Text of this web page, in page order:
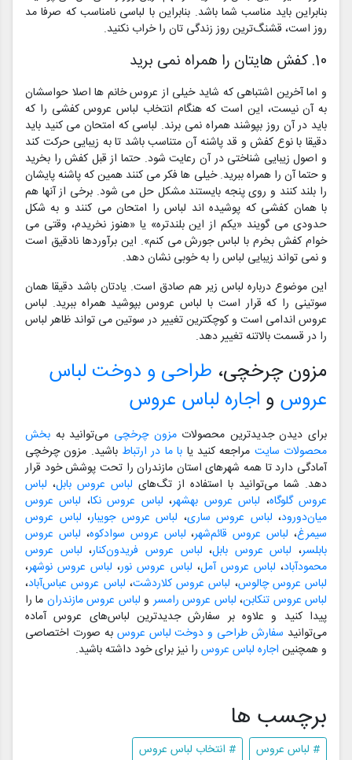
بنابراین باید مناسب شما باشد. بنابراین با لباسی نامناسب که صرفا مد
روز است، قشنگ‌ترین روز زندگی تان را خراب نکنید.
10. کفش هایتان را همراه نمی برید
و اما آخرین اشتباهی که شاید خیلی از عروس خانم ها اصلا حواسشان
به آن نیست، این است که هنگام انتخاب لباس عروس کفشی را که
باید در آن روز بپوشند همراه نمی برند. لباسی که امتحان می کنید باید
دقیقا با نوع کفش و قد پاشنه آن متناسب باشد تا به زیبایی حرکت کند
و اصول زیبایی شناختی در آن رعایت شود. حتما از قبل کفش را بخرید
و حتما آن را همراه ببرید. خیلی ها فکر می کنند همین که پاشنه پایشان
را بلند کنند و روی پنجه بایستند مشکل حل می شود. برخی از آنها هم
با همان کفشی که پوشیده اند لباس را امتحان می کنند و به شکل
حدودی می گویند «یکم از این بلندتره» یا «هنوز نخریدم، وقتی می
خوام کفش بخرم با لباس جورش می کنم». این برآوردها نادقیق است
و نمی تواند زیبایی لباس را به خوبی نشان دهد.
این موضوع درباره لباس زیر هم صادق است. یادتان باشد دقیقا همان
سوتینی را که قرار است با لباس عروس بپوشید همراه ببرید. لباس
عروس اندامی است و کوچکترین تغییر در سوتین می تواند ظاهر لباس
را در قسمت بالاتنه تغییر دهد.
مزون چرخچی، طراحی و دوخت لباس
عروس و اجاره لباس عروس
برای دیدن جدیدترین محصولاتمزون چرخچی می‌توانید به بخش
محصولات سایت مراجعه کنید یا با ما در ارتباط باشید. مزون چرخچی
آمادگی دارد تا همه شهرهای استان مازندران را تحت پوشش خود قرار
دهد. شما می‌توانید با استفاده از تگ‌های لباس عروس بابل، لباس
عروس گلوگاه، لباس عروس بهشهر، لباس عروس نکا، لباس عروس
میان‌دورود، لباس عروس ساری، لباس عروس جویبار، لباس عروس
سیمرغ، لباس عروس قائم‌شهر، لباس عروس سوادکوه، لباس عروس
بابلسر، لباس عروس بابل، لباس عروس فریدون‌کنار، لباس عروس
محمودآباد، لباس عروس آمل، لباس عروس نور، لباس عروس نوشهر،
لباس عروس چالوس، لباس عروس کلاردشت، لباس عروس عباس‌آباد،
لباس عروس تنکابن، لباس عروس رامسر و لباس عروس مازندران ما را
پیدا کنید و علاوه بر سفارش جدیدترین لباس‌های عروس آماده
می‌توانید سفارش طراحی و دوخت لباس عروس به صورت اختصاصی
و همچنین اجاره لباس عروس را نیز برای خود داشته باشید.
برچسب ها
# لباس عروس
# انتخاب لباس عروس